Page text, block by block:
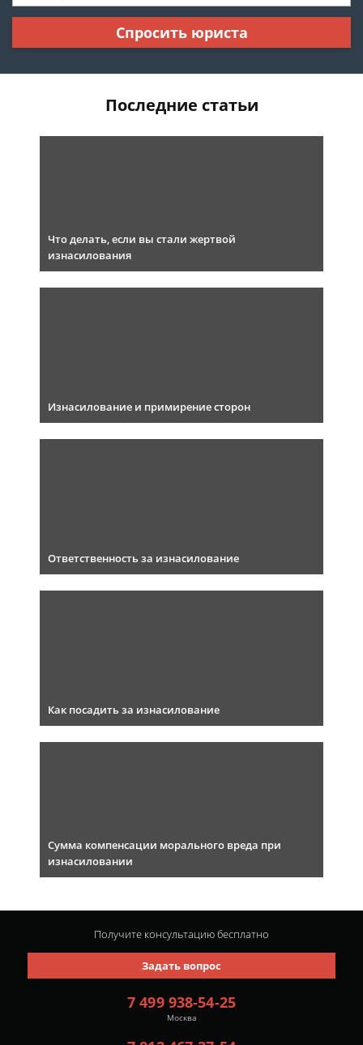
Спросить юриста
Последние статьи
Что делать, если вы стали жертвой
изнасилования
Изнасилование и примирение сторон
Ответственность за изнасилование
Как посадить за изнасилование
Сумма компенсации морального вреда при
изнасиловании
7 499 938-54-25
Москва
Задать вопрос
Получите консультациюбесплатно